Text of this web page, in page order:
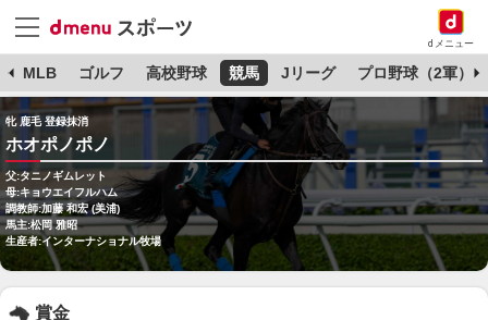
dメニュー
MLB ゴルフ 高校野球 競馬 Jリーグ プロ野球（2軍）
牝 鹿毛 登録抹消
ホオポノポノ
父:タニノギムレット
母:キョウエイフルハム
調教師:加藤 和宏 (美浦)
馬主:松岡 雅昭
生産者:インターナショナル牧場
賞金